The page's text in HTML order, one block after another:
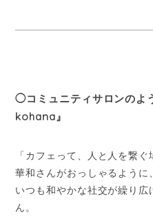
◯コミュニティサロンのよ
kohana』
「カフェって、人と人を繋
華和さんがおっしゃるように、
いつも和やかな社交が繰り
ん。